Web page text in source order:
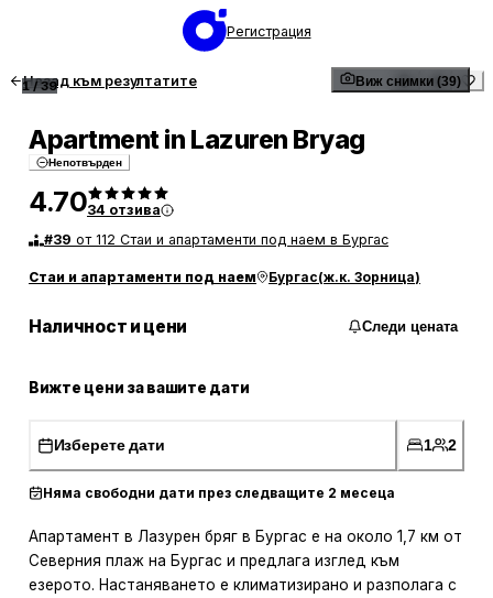
Регистрация
Назад към резултатите
1/39 Виж снимки (39)
Apartment in Lazuren Bryag
Непотвърден
4.7034 отзива
#39 от 112 Стаи и апартаменти под наем в Бургас
Стаи и апартаменти под наем Бургас(ж.к. Зорница)
Наличност и цени Следи цената
Вижте цени за вашите дати
Изберете дати 1 2
Няма свободни дати през следващите 2 месеца
Апартамент в Лазурен бряг в Бургас е на около 1,7 км от
Северния плаж на Бургас и предлага изглед към
езерото. Настаняването е климатизирано и разполага с